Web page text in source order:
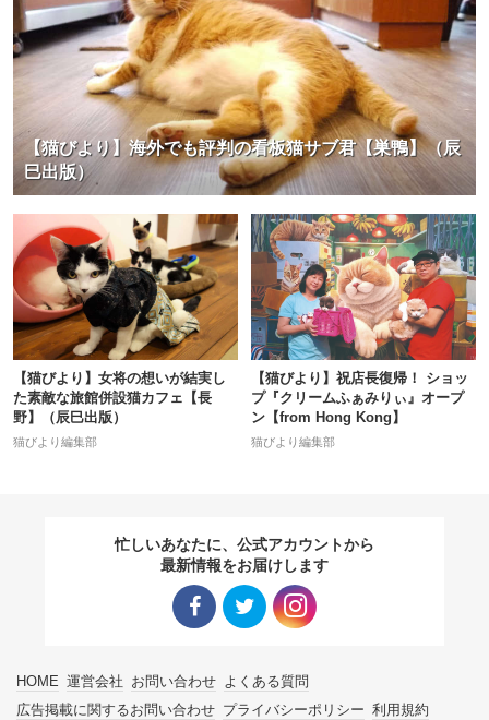
【猫びより】海外でも評判の看板猫サブ君【巣鴨】（辰
巳出版）
【猫びより】女将の想いが結実し
た素敵な旅館併設猫カフェ【長
野】（辰巳出版）
猫びより編集部
【猫びより】祝店長復帰！ ショッ
プ『クリームふぁみりぃ』オープ
ン【from Hong Kong】
猫びより編集部
忙しいあなたに、公式アカウントから
最新情報をお届けします
HOME 運営会社 お問い合わせ よくある質問
広告掲載に関するお問い合わせ プライバシーポリシー 利用規約